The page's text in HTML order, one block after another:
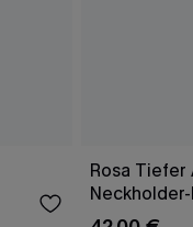
Rosa Tiefer